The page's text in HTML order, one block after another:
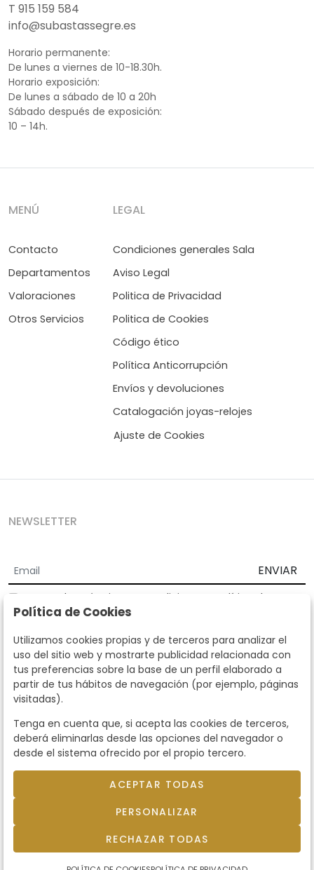
T 915 159 584
info@subastassegre.es
Horario permanente:
De lunes a viernes de 10-18.30h.
Horario exposición:
De lunes a sábado de 10 a 20h
Sábado después de exposición:
10 – 14h.
MENÚ
Contacto
Departamentos
Valoraciones
Otros Servicios
LEGAL
Condiciones generales Sala
Aviso Legal
Politica de Privacidad
Politica de Cookies
Código ético
Política Anticorrupción
Envíos y devoluciones
Catalogación joyas-relojes
Ajuste de Cookies
NEWSLETTER
ENVIAR
Acepto los Términos y Condiciones
Política de
privacidad
Según la LOPD y disposiciones de desarrollo, informamos que sus
datos personales serán tratados por parte de Subastas Segre con la
finalidad de gestionar la relación comercial. Puede ejercitar los
derechos de acceso, rectificación, cancelación, oposición y demás
derechos en los términos establecidos en la normativa vigente
dirigiéndote a nosotros. Asimismo, nos puede solicitar el envío de
llamando al teléfono 915159584 o enviando un e-mail a
info@subastassegre.es
Este sitio está protegido por reCAPTCHA y se aplican la
Términos de servicio de Google.
© 2026
Desarrollado por Labelgrup Networks.
Política de Cookies
Utilizamos cookies propias y de terceros para analizar el
uso del sitio web y mostrarte publicidad relacionada con
tus preferencias sobre la base de un perfil elaborado a
partir de tus hábitos de navegación (por ejemplo, páginas
visitadas).
Tenga en cuenta que, si acepta las cookies de terceros,
deberá eliminarlas desde las opciones del navegador o
desde el sistema ofrecido por el propio tercero.
ACEPTAR TODAS
PERSONALIZAR
RECHAZAR TODAS